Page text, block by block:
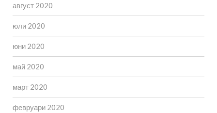
август 2020
юли 2020
юни 2020
май 2020
март 2020
февруари 2020